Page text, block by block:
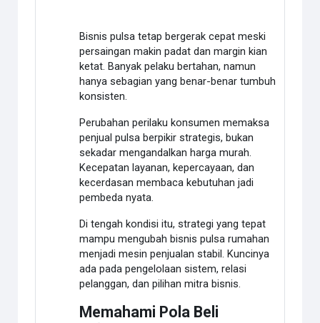
Bisnis pulsa tetap bergerak cepat meski
persaingan makin padat dan margin kian
ketat. Banyak pelaku bertahan, namun
hanya sebagian yang benar-benar tumbuh
konsisten.
Perubahan perilaku konsumen memaksa
penjual pulsa berpikir strategis, bukan
sekadar mengandalkan harga murah.
Kecepatan layanan, kepercayaan, dan
kecerdasan membaca kebutuhan jadi
pembeda nyata.
Di tengah kondisi itu, strategi yang tepat
mampu mengubah bisnis pulsa rumahan
menjadi mesin penjualan stabil. Kuncinya
ada pada pengelolaan sistem, relasi
pelanggan, dan pilihan mitra bisnis.
Memahami Pola Beli